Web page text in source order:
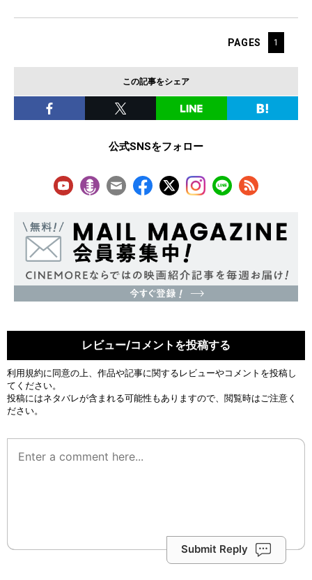
PAGES 1
この記事をシェア
公式SNSをフォロー
レビュー/コメントを投稿する
利用規約に同意の上、作品や記事に関するレビューやコメントを投稿し
てください。
投稿にはネタバレが含まれる可能性もありますので、閲覧時はご注意く
ださい。
Submit Reply